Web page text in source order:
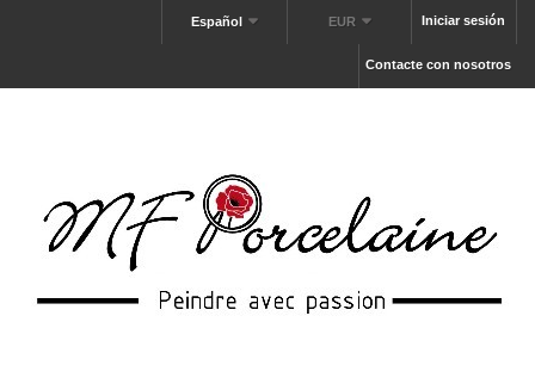
Iniciar sesión
EUR
Español
Contacte con nosotros